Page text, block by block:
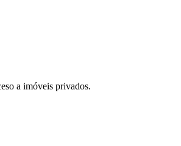
a imóveis privados.